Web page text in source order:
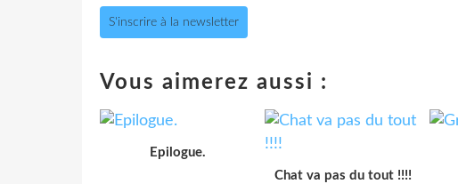
S'inscrire à la newsletter
Vous aimerez aussi :
Epilogue.
Chat va pas du tout !!!!